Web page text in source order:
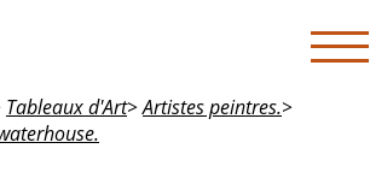
Tableaux d'Art>Artistes peintres.>